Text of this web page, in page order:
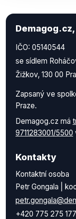
IČO: 05140544
se sídlem
Žižkov, 130 00
Zapsaný ve
Praze.
Demagog.cz má
9711283001/5500
Kontakty
Kontaktní osoba
Petr Gongala |
+420 775 275 177